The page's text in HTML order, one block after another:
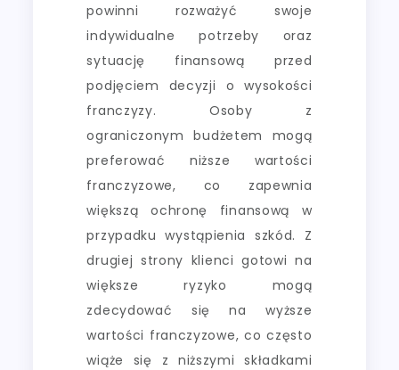
powinni rozważyć swoje
indywidualne potrzeby oraz
sytuację finansową przed
podjęciem decyzji o wysokości
franczyzy. Osoby z
ograniczonym budżetem mogą
preferować niższe wartości
franczyzowe, co zapewnia
większą ochronę finansową w
przypadku wystąpienia szkód. Z
drugiej strony klienci gotowi na
większe ryzyko mogą
zdecydować się na wyższe
wartości franczyzowe, co często
wiąże się z niższymi składkami